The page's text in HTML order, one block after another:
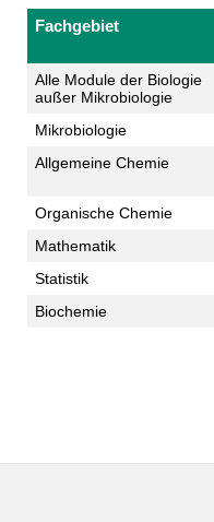
Fachgebiet
Alle Module der Biologie
außer Mikrobiologie
Mikrobiologie
Allgemeine Chemie
Organische Chemie
Mathematik
Statistik
Biochemie